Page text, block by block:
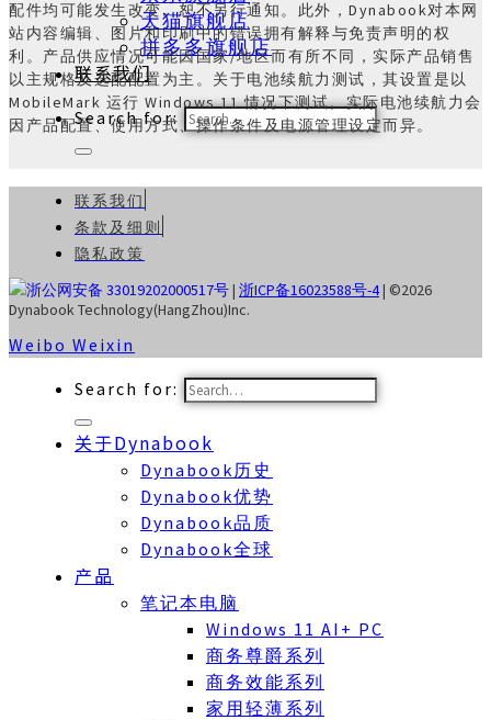
天猫旗舰店
拼多多旗舰店
联系我们
Search for:
配件均可能发生改变。恕不另行通知。此外，Dynabook对本网
站内容编辑、图片和印刷中的错误拥有解释与免责声明的权
利。产品供应情况可能因国家/地区而有所不同，实际产品销售
以主规格及选配配置为主。关于电池续航力测试，其设置是以
MobileMark 运行 Windows 11 情况下测试。实际电池续航力会
因产品配置、使用方式、操作条件及电源管理设定而异。
联系我们
条款及细则
隐私政策
浙公网安备 33019202000517号| 浙ICP备16023588号-4| ©2026
Dynabook Technology(HangZhou)Inc.
Weibo Weixin
Search for:
关于Dynabook
Dynabook历史
Dynabook优势
Dynabook品质
Dynabook全球
产品
笔记本电脑
Windows 11 AI+ PC
商务尊爵系列
商务效能系列
家用轻薄系列